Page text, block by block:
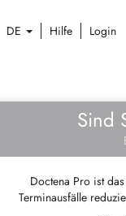
DE Hilfe Login
Sind
Doctena Pro ist
Terminausfälle